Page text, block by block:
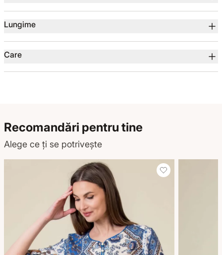
Lungime
Care
Recomandări pentru tine
Alege ce ți se potrivește